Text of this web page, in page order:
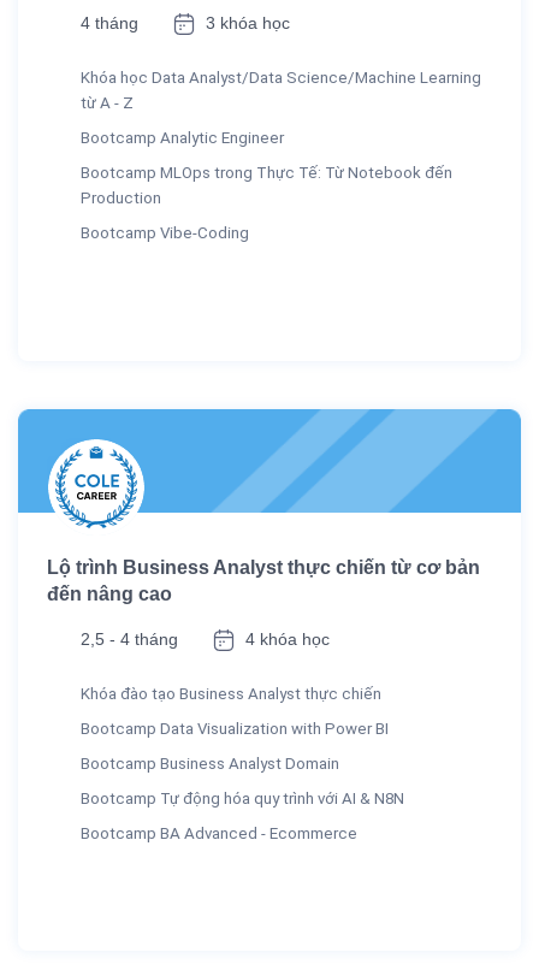
4 tháng 3 khóa học
Khóa học Data Analyst/Data Science/Machine Learning
từ A - Z
Bootcamp Analytic Engineer
Bootcamp MLOps trong Thực Tế: Từ Notebook đến
Production
Bootcamp Vibe-Coding
Lộ trình Business Analyst thực chiến từ cơ bản
đến nâng cao
2,5 - 4 tháng 4 khóa học
Khóa đào tạo Business Analyst thực chiến
Bootcamp Data Visualization with Power BI
Bootcamp Business Analyst Domain
Bootcamp Tự động hóa quy trình với AI & N8N
Bootcamp BA Advanced - Ecommerce